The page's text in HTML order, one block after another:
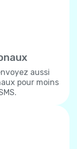
aussi
pour moins